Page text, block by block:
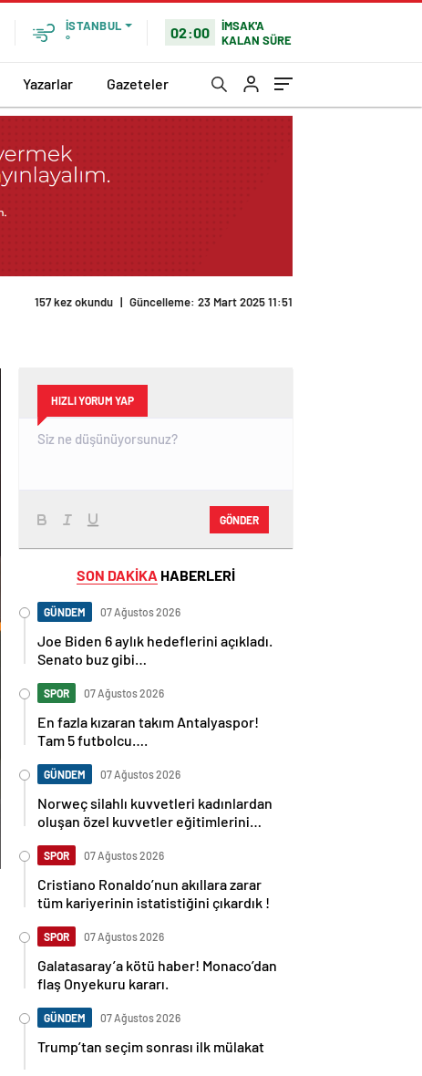
İSTANBUL
°
02:00
İMSAK'A
KALAN SÜRE
Yazarlar Gazeteler
HIZLI YORUM YAP
GÖNDER
SON DAKİKA HABERLERİ
GÜNDEM 07 Ağustos 2026
Joe Biden 6 aylık hedeflerini açıkladı.
Senato buz gibi…
SPOR 07 Ağustos 2026
En fazla kızaran takım Antalyaspor!
Tam 5 futbolcu….
GÜNDEM 07 Ağustos 2026
Norweç silahlı kuvvetleri kadınlardan
oluşan özel kuvvetler eğitimlerini
SPOR 07 Ağustos 2026
Cristiano Ronaldo’nun akıllara zarar
tüm kariyerinin istatistiğini çıkardık !
SPOR 07 Ağustos 2026
Galatasaray’a kötü haber! Monaco’dan
flaş Onyekuru kararı.
GÜNDEM 07 Ağustos 2026
Trump’tan seçim sonrası ilk mülakat